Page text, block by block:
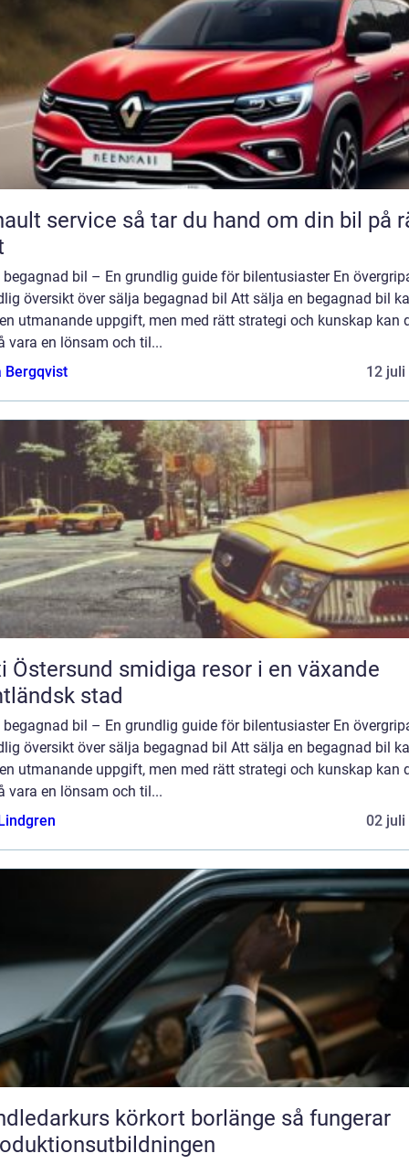
så tar du hand om din bil på rätt
bil – En grundlig guide för bilentusiaster En
översikt över sälja begagnad bil Att sälja en begagnad bil
utmanande uppgift, men med rätt strategi och kunskap kan
vara en lönsam och til...
Bergqvist
12 juli
smidiga resor i en växande
stad
bil – En grundlig guide för bilentusiaster En
översikt över sälja begagnad bil Att sälja en begagnad bil
utmanande uppgift, men med rätt strategi och kunskap kan
vara en lönsam och til...
02 juli
körkort borlänge så fungerar